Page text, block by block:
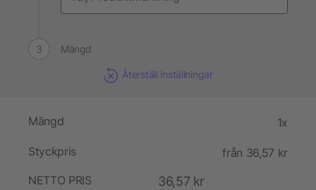
Mängd
Återställ inställningar
Mängd 1x
Styckpris
från 36,57 kr
NETTO PRIS
36,57 kr